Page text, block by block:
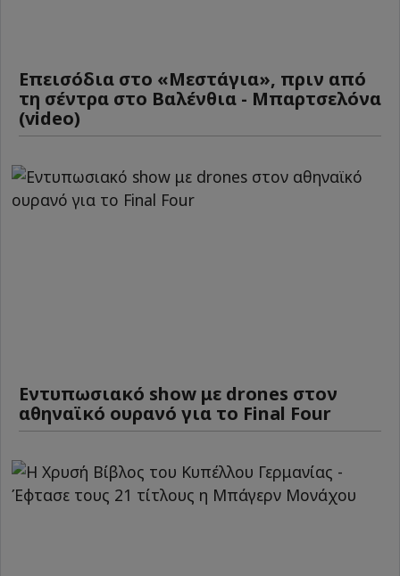
Επεισόδια στο «Μεστάγια», πριν από
τη σέντρα στο Βαλένθια - Μπαρτσελόνα
(video)
Εντυπωσιακό show με drones στον
αθηναϊκό ουρανό για το Final Four